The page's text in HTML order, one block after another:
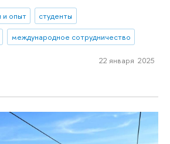
и опыт
студенты
международное сотрудничество
22 января 2025